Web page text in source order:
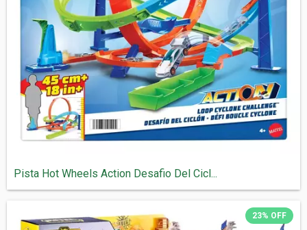
Pista Hot Wheels Action Desafio Del Cicl...
23% OFF